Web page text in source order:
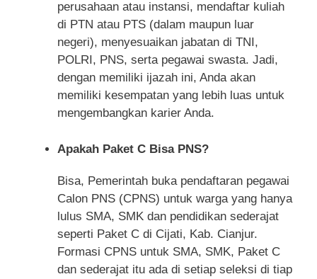
perusahaan atau instansi, mendaftar kuliah
di PTN atau PTS (dalam maupun luar
negeri), menyesuaikan jabatan di TNI,
POLRI, PNS, serta pegawai swasta. Jadi,
dengan memiliki ijazah ini, Anda akan
memiliki kesempatan yang lebih luas untuk
mengembangkan karier Anda.
Apakah Paket C Bisa PNS?
Bisa, Pemerintah buka pendaftaran pegawai
Calon PNS (CPNS) untuk warga yang hanya
lulus SMA, SMK dan pendidikan sederajat
seperti Paket C di Cijati, Kab. Cianjur.
Formasi CPNS untuk SMA, SMK, Paket C
dan sederajat itu ada di setiap seleksi di tiap